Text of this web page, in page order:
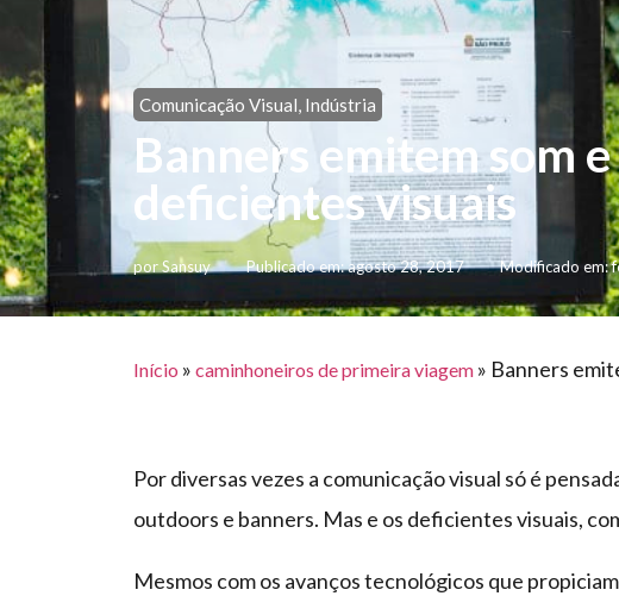
Comunicação Visual, Indústria
Banners emitem som
deficientes visuais
porSansuy Publicado em:agosto 28, 2017 Modificado em:
Início » caminhoneiros de primeira viagem » Banners
Por diversas vezes a comunicação visual só é
outdoors e banners. Mas e os deficientes visuais,
Mesmos com os avanços tecnológicos que